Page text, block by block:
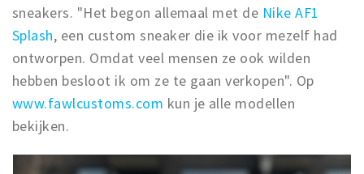
sneakers. "Het begon allemaal met de Nike AF1
Splash, een custom sneaker die ik voor mezelf had
ontworpen. Omdat veel mensen ze ook wilden
hebben besloot ik om ze te gaan verkopen". Op
www.fawlcustoms.com kun je alle modellen
bekijken.